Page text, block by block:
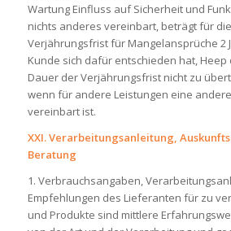
Wartung Einfluss auf Sicherheit und
nichts anderes vereinbart, beträgt für
Verjährungsfrist für Mangelansprüche 2
Kunde sich dafür entschieden hat,
Dauer der Verjährungsfrist nicht zu
wenn für andere Leistungen eine
vereinbart ist.
XXI. Verarbeitungsanleitung,
Beratung
1. Verbrauchsangaben,
Empfehlungen des Lieferanten für zu
und Produkte sind mittlere